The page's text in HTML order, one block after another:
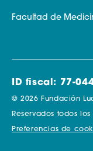
Facultad de
ID fiscal: 77-
© 2026 Fundación
Reservados todos
Preferencias de